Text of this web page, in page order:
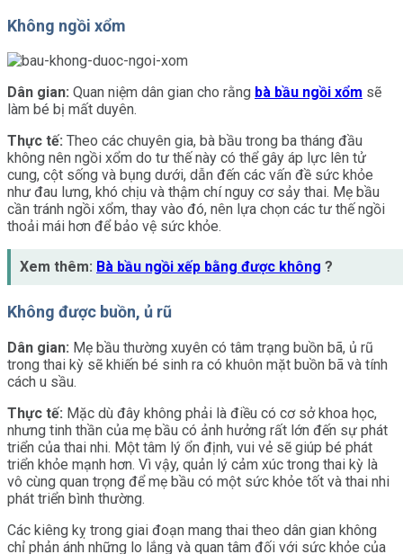
Không ngồi xổm
Dân gian: Quan niệm dân gian cho rằng bà bầu ngồi xổm sẽ
làm bé bị mất duyên.
Thực tế: Theo các chuyên gia, bà bầu trong ba tháng đầu
không nên ngồi xổm do tư thế này có thể gây áp lực lên tử
cung, cột sống và bụng dưới, dẫn đến các vấn đề sức khỏe
như đau lưng, khó chịu và thậm chí nguy cơ sảy thai. Mẹ bầu
cần tránh ngồi xổm, thay vào đó, nên lựa chọn các tư thế ngồi
thoải mái hơn để bảo vệ sức khỏe.
Xem thêm: Bà bầu ngồi xếp bằng được không ?
Không được buồn, ủ rũ
Dân gian: Mẹ bầu thường xuyên có tâm trạng buồn bã, ủ rũ
trong thai kỳ sẽ khiến bé sinh ra có khuôn mặt buồn bã và tính
cách u sầu.
Thực tế: Mặc dù đây không phải là điều có cơ sở khoa học,
nhưng tinh thần của mẹ bầu có ảnh hưởng rất lớn đến sự phát
triển của thai nhi. Một tâm lý ổn định, vui vẻ sẽ giúp bé phát
triển khỏe mạnh hơn. Vì vậy, quản lý cảm xúc trong thai kỳ là
vô cùng quan trọng để mẹ bầu có một sức khỏe tốt và thai nhi
phát triển bình thường.
Các kiêng kỵ trong giai đoạn mang thai theo dân gian không
chỉ phản ánh những lo lắng và quan tâm đối với sức khỏe của